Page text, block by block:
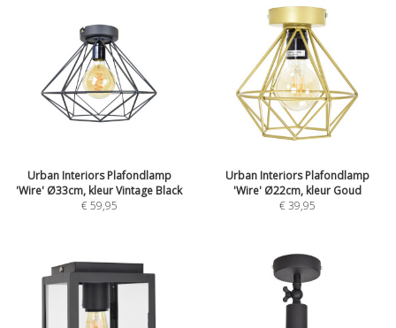
Urban Interiors Plafondlamp
'Wire' Ø33cm, kleur Vintage Black
€59,95
Urban Interiors Plafondlamp
'Wire' Ø22cm, kleur Goud
€39,95